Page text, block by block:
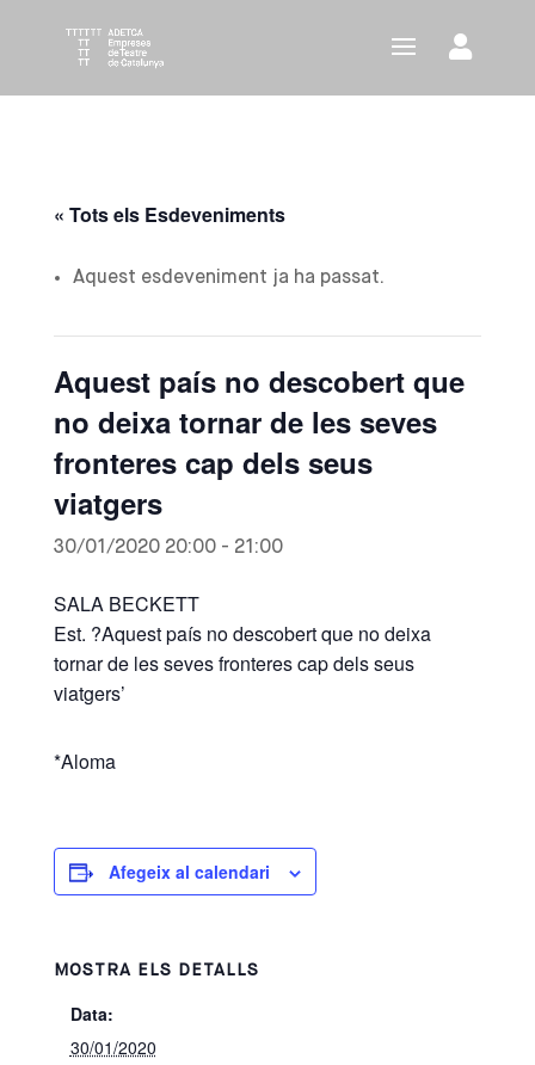
« Tots els Esdeveniments
Aquest esdeveniment ja ha passat.
Aquest país no descobert que
no deixa tornar de les seves
fronteres cap dels seus
viatgers
30/01/2020 20:00- 21:00
SALA BECKETT
Est. ?Aquest país no descobert que no deixa
tornar de les seves fronteres cap dels seus
viatgers’
*Aloma
Afegeix al calendari
MOSTRA ELS DETALLS
Data:
30/01/2020